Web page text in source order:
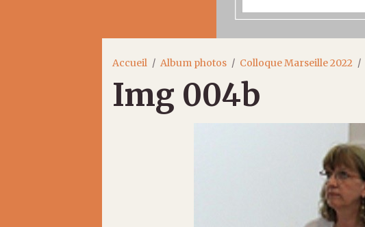
Accueil Album photos Colloque Marseille 2022
Img 004b